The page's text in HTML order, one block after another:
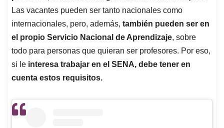
Las vacantes pueden ser tanto nacionales como
internacionales, pero, además, también pueden ser en
el propio Servicio Nacional de Aprendizaje, sobre
todo para personas que quieran ser profesores. Por eso,
si le interesa trabajar en el SENA, debe tener en
cuenta estos requisitos.